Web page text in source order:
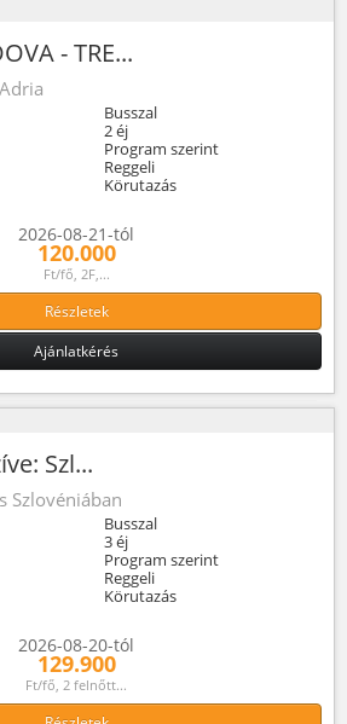
- TRE...
Busszal
2 éj
Program szerint
Reggeli
Körutazás
2026-08-21-tól
120.000
Ft/fő, 2F,...
Részletek
Ajánlatkérés
Szl...
Szlovéniában
Busszal
3 éj
Program szerint
Reggeli
Körutazás
2026-08-20-tól
129.900
Ft/fő, 2 felnőtt...